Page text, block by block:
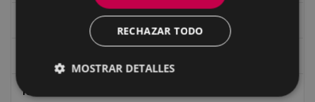
Indalecio Ojanguren Diputación de Gipuzkoa
Koko Dantzak
RECHAZAR TODO
MOSTRAR DETALLES